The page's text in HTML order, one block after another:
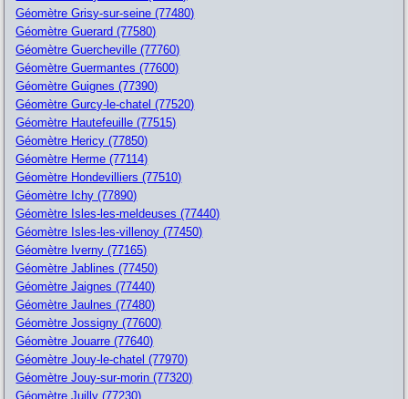
Géomètre Grisy-sur-seine (77480)
Géomètre Guerard (77580)
Géomètre Guercheville (77760)
Géomètre Guermantes (77600)
Géomètre Guignes (77390)
Géomètre Gurcy-le-chatel (77520)
Géomètre Hautefeuille (77515)
Géomètre Hericy (77850)
Géomètre Herme (77114)
Géomètre Hondevilliers (77510)
Géomètre Ichy (77890)
Géomètre Isles-les-meldeuses (77440)
Géomètre Isles-les-villenoy (77450)
Géomètre Iverny (77165)
Géomètre Jablines (77450)
Géomètre Jaignes (77440)
Géomètre Jaulnes (77480)
Géomètre Jossigny (77600)
Géomètre Jouarre (77640)
Géomètre Jouy-le-chatel (77970)
Géomètre Jouy-sur-morin (77320)
Géomètre Juilly (77230)